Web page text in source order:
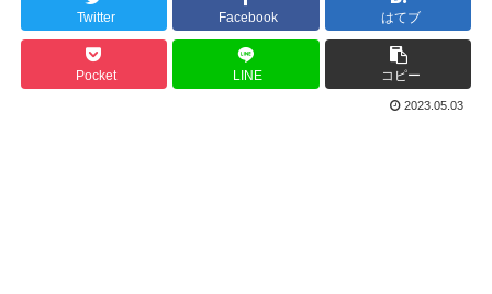
Twitter Facebook はてブ
Pocket LINE コピー
2023.05.03